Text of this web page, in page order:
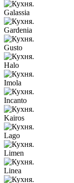
Galassia
Gardenia
Gusto
Halo
Imola
Incanto
Kairos
Lago
Limen
Linea